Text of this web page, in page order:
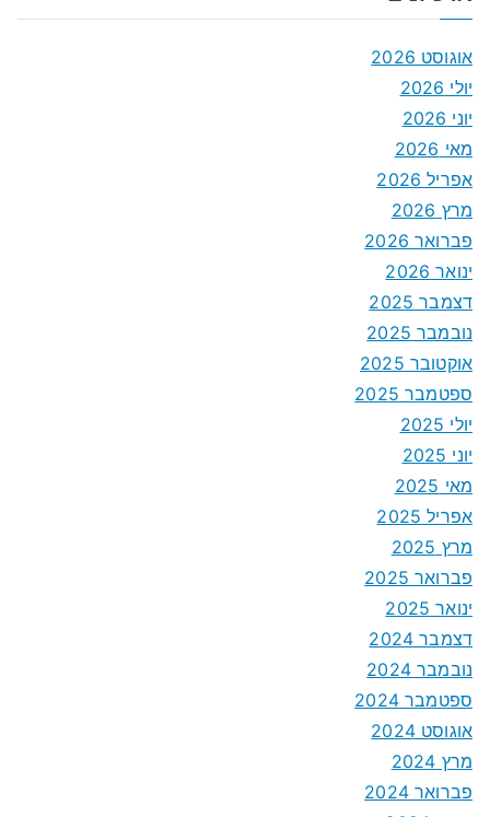
אוגוסט 2026
יולי 2026
יוני 2026
מאי 2026
אפריל 2026
מרץ 2026
פברואר 2026
ינואר 2026
דצמבר 2025
נובמבר 2025
אוקטובר 2025
ספטמבר 2025
יולי 2025
יוני 2025
מאי 2025
אפריל 2025
מרץ 2025
פברואר 2025
ינואר 2025
דצמבר 2024
נובמבר 2024
ספטמבר 2024
אוגוסט 2024
מרץ 2024
פברואר 2024